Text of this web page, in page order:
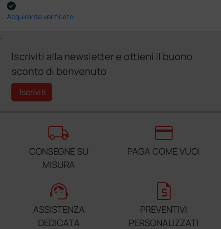
Acquirente verificato
;
Iscriviti alla newsletter e ottieni il buono
sconto di benvenuto
Iscriviti
local_shipping
CONSEGNE SU
MISURA
credit_card
PAGA COME VUOI
support_agent
ASSISTENZA
DEDICATA
request_quote
PREVENTIVI
PERSONALIZZATI